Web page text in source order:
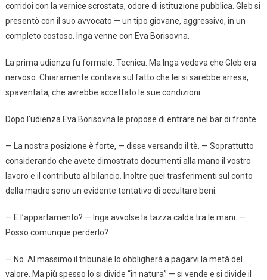
corridoi con la vernice scrostata, odore di istituzione pubblica. Gleb si
presentò con il suo avvocato — un tipo giovane, aggressivo, in un
completo costoso. Inga venne con Eva Borisovna.
La prima udienza fu formale. Tecnica. Ma Inga vedeva che Gleb era
nervoso. Chiaramente contava sul fatto che lei si sarebbe arresa,
spaventata, che avrebbe accettato le sue condizioni.
Dopo l’udienza Eva Borisovna le propose di entrare nel bar di fronte.
— La nostra posizione è forte, — disse versando il tè. — Soprattutto
considerando che avete dimostrato documenti alla mano il vostro
lavoro e il contributo al bilancio. Inoltre quei trasferimenti sul conto
della madre sono un evidente tentativo di occultare beni.
— E l’appartamento? — Inga avvolse la tazza calda tra le mani. —
Posso comunque perderlo?
— No. Al massimo il tribunale lo obbligherà a pagarvi la metà del
valore. Ma più spesso lo si divide “in natura” — si vende e si divide il